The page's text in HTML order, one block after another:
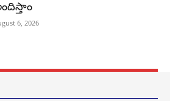
6, 2026